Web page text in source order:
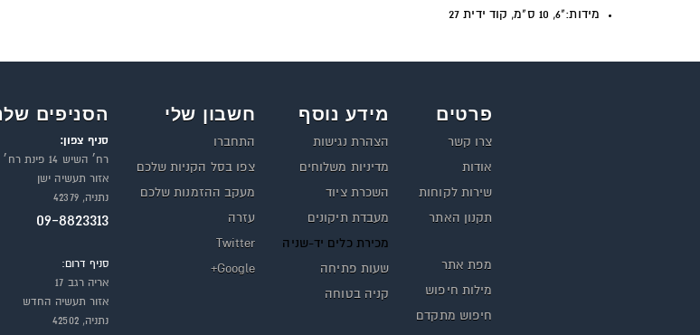
מידות:"6, 10 ס"מ, קוד ידית 27
פרטים
צרו קשר
אודות
שירות לקוחות
תקנון האתר
מפת אתר
מילות חיפוש
חיפוש מתקדם
מידע נוסף
הצהרת נגישות
מדיניות משלוחים
השכרת ציוד
מעבדת תיקונים
מכירת כלים יד-שניה
שעות פתיחה
קניה בטוחה
חשבון שלי
התחברו
צפו בסל הקניות שלכם
מעקב ההזמנות שלכם
עזרה
Twitter
Google+
הסניפים
סניף צפון:
רח׳ השיש 14 פינת רח׳ פנקס
אזור תעשיה ישן
נתניה, 42379
09-8823313
סניף דרום:
אריה רגב 17
אזור תעשיה החדש
נתניה, 42502